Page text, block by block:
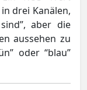
drei Kanälen,
aber die
aussehen zu
oder “blau”